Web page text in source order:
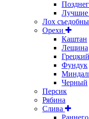
Лучшие
Лох
Орехи
Каштан
Лещина
Грецкий
Фундук
Черный
Персик
Рябина
Слива